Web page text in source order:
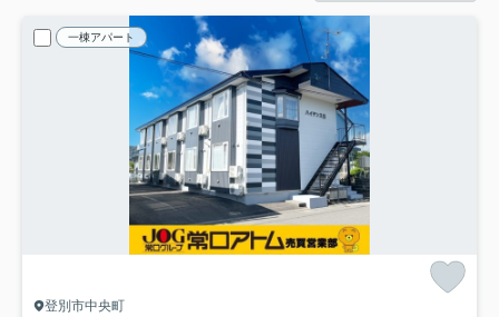
一棟アパート
登別市中央町